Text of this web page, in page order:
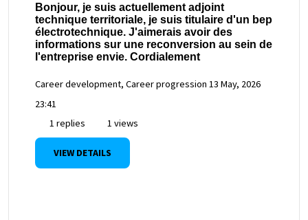
Bonjour, je suis actuellement adjoint
technique territoriale, je suis titulaire d'un bep
électrotechnique. J'aimerais avoir des
informations sur une reconversion au sein de
l'entreprise envie. Cordialement
Career development, Career progression 13 May, 2026
23:41
1 replies
1 views
VIEW DETAILS